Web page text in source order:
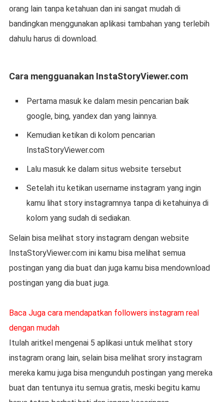
orang lain tanpa ketahuan dan ini sangat mudah di
bandingkan menggunakan aplikasi tambahan yang terlebih
dahulu harus di download.
Cara mengguanakan InstaStoryViewer.com
Pertama masuk ke dalam mesin pencarian baik
google, bing, yandex dan yang lainnya.
Kemudian ketikan di kolom pencarian
InstaStoryViewer.com
Lalu masuk ke dalam situs website tersebut
Setelah itu ketikan username instagram yang ingin
kamu lihat story instagramnya tanpa di ketahuinya di
kolom yang sudah di sediakan.
Selain bisa melihat story instagram dengan website
InstaStoryViewer.com ini kamu bisa melihat semua
postingan yang dia buat dan juga kamu bisa mendownload
postingan yang dia buat juga.
Baca Juga cara mendapatkan followers instagram real
dengan mudah
Itulah aritkel mengenai 5 aplikasi untuk melihat story
instagram orang lain, selain bisa melihat srory instagram
mereka kamu juga bisa mengunduh postingan yang mereka
buat dan tentunya itu semua gratis, meski begitu kamu